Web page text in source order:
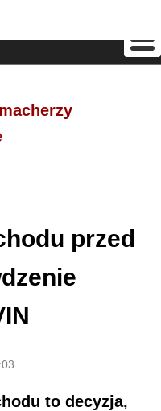
przed
to decyzja,